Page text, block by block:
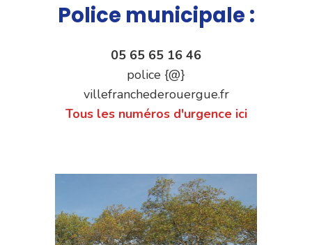
Police municipale :
05 65 65 16 46
police {@}
villefranchederouergue.fr
Tous les numéros d'urgence ici